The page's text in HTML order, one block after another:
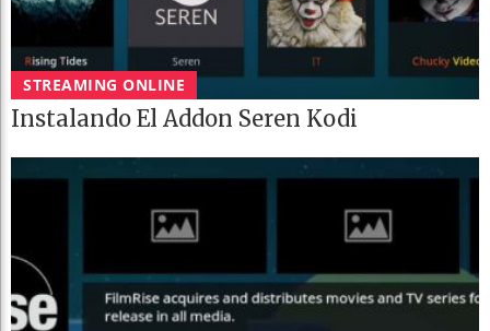
STREAMING ONLINE
Instalando El Addon Seren Kodi